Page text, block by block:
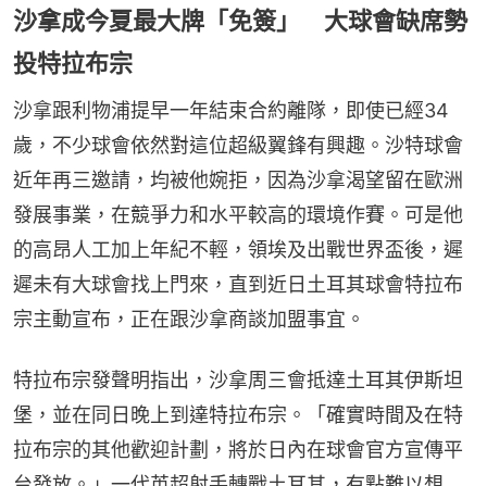
沙拿成今夏最大牌「免簽」 大球會缺席勢
投特拉布宗
沙拿跟利物浦提早一年結束合約離隊，即使已經34
歲，不少球會依然對這位超級翼鋒有興趣。沙特球會
近年再三邀請，均被他婉拒，因為沙拿渴望留在歐洲
發展事業，在競爭力和水平較高的環境作賽。可是他
的高昂人工加上年紀不輕，領埃及出戰世界盃後，遲
遲未有大球會找上門來，直到近日土耳其球會特拉布
宗主動宣布，正在跟沙拿商談加盟事宜。
特拉布宗發聲明指出，沙拿周三會抵達土耳其伊斯坦
堡，並在同日晚上到達特拉布宗。「確實時間及在特
拉布宗的其他歡迎計劃，將於日內在球會官方宣傳平